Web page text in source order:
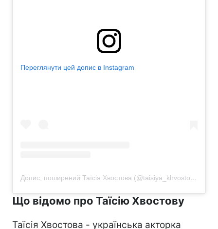
Переглянути цей допис в Instagram
Допис, поширений Таїсія Хвостова (@taisiya_khvostova)
Що відомо про Таїсію Хвостову
Таїсія Хвостова - українська акторка